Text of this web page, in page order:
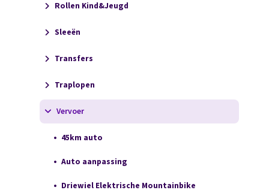
Rollen Kind&Jeugd
Sleeën
Transfers
Traplopen
Vervoer
45km auto
Auto aanpassing
Driewiel Elektrische Mountainbike